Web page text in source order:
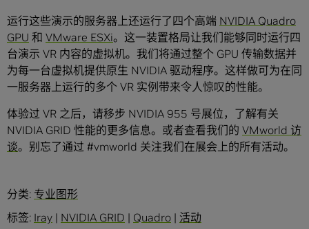
运行这些演示的服务器上还运行了四个高端 NVIDIA Quadro
GPU 和 VMware ESXi。这一装置格局让我们能够同时运行四
台演示 VR 内容的虚拟机。我们将通过整个 GPU 传输数据并
为每一台虚拟机提供原生 NVIDIA 驱动程序。这样做可为在同
一服务器上运行的多个 VR 实例带来令人惊叹的性能。
体验过 VR 之后，请移步 NVIDIA 955 号展位，了解有关
NVIDIA GRID 性能的更多信息。或者查看我们的 VMworld 访
谈。别忘了通过 #vmworld 关注我们在展会上的所有活动。
分类: 专业图形
标签: Iray | NVIDIA GRID | Quadro | 活动